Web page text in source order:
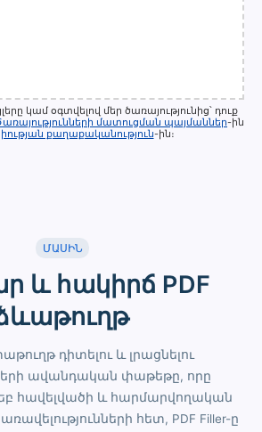
կամ օգտվելով մեր ծառայությունից՝ դուք
մատուցման պայմաններ-ին
քաղաքականություն-ին։
ՄԱՍԻՆ
և հակիրճ PDF
դիտելու և լրացնելու
ավանդական փաթեթը, որը
հավելվածի և հարմարվողական
հետ, PDF Filler-ը